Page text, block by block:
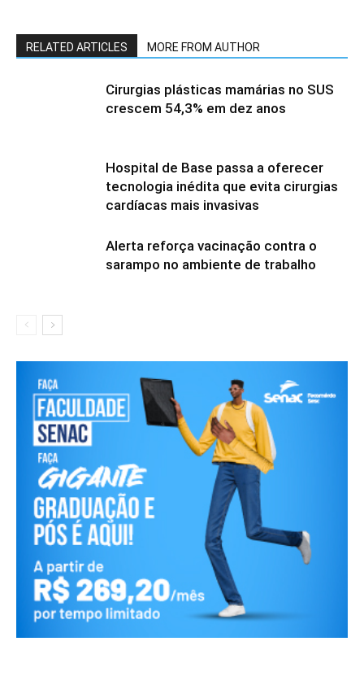
RELATED ARTICLES MORE FROM AUTHOR
Cirurgias plásticas mamárias no SUS
crescem 54,3% em dez anos
Hospital de Base passa a oferecer
tecnologia inédita que evita cirurgias
cardíacas mais invasivas
Alerta reforça vacinação contra o
sarampo no ambiente de trabalho